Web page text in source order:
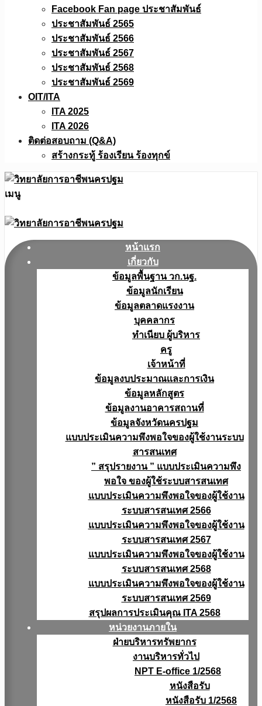
Facebook Fan page ประชาสัมพันธ์
ประชาสัมพันธ์ 2565
ประชาสัมพันธ์ 2566
ประชาสัมพันธ์ 2567
ประชาสัมพันธ์ 2568
ประชาสัมพันธ์ 2569
OIT/ITA
ITA 2025
ITA 2026
ติดต่อสอบถาม (Q&A)
สร้างกระทู้ ร้องเรียน ร้องทุกข์
เมนู
หน้าแรก
เกี่ยวกับ
ข้อมูลพื้นฐาน วก.นฐ.
ข้อมูลนักเรียน
ข้อมูลตลาดแรงงาน
บุคคลากร
ทำเนียบ ผู้บริหาร
ครู
เจ้าหน้าที่
ข้อมูลงบประมาณเเละการเงิน
ข้อมูลหลักสูตร
ข้อมูลงานอาคารสถานที่
ข้อมูลจังหวัดนครปฐม
แบบประเมินความพึงพอใจของผู้ใช้งานระบบ
สารสนเทศ
” สรุปรายงาน ” แบบประเมินความพึง
พอใจ ของผู้ใช้ระบบสารสนเทศ
แบบประเมินความพึงพอใจของผู้ใช้งาน
ระบบสารสนเทศ 2566
แบบประเมินความพึงพอใจของผู้ใช้งาน
ระบบสารสนเทศ 2567
แบบประเมินความพึงพอใจของผู้ใช้งาน
ระบบสารสนเทศ 2568
แบบประเมินความพึงพอใจของผู้ใช้งาน
ระบบสารสนเทศ 2569
สรุปผลการประเมินคุณ ITA 2568
หน่วยงานภายใน
ฝ่ายบริหารทรัพยากร
งานบริหารทั่วไป
NPT E-office 1/2568
หนังสือรับ
หนังสือรับ 1/2568